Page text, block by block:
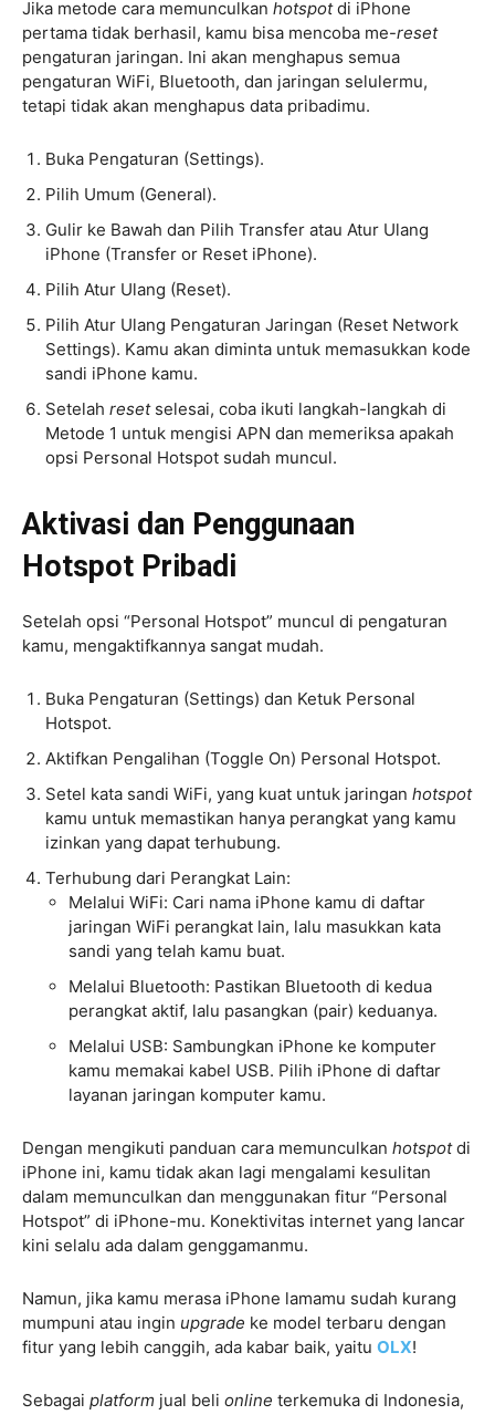
Jika metode cara memunculkan hotspotdi iPhone
pertama tidak berhasil, kamu bisa mencoba me-reset
pengaturan jaringan. Ini akan menghapus semua
pengaturan WiFi, Bluetooth, dan jaringan selulermu,
tetapi tidak akan menghapus data pribadimu.
Buka Pengaturan (Settings).
Pilih Umum (General).
Gulir ke Bawah dan Pilih Transfer atau Atur Ulang
iPhone (Transfer or Reset iPhone).
Pilih Atur Ulang (Reset).
Pilih Atur Ulang Pengaturan Jaringan (Reset Network
Settings). Kamu akan diminta untuk memasukkan kode
sandi iPhone kamu.
Setelah resetselesai, coba ikuti langkah-langkah di
Metode 1 untuk mengisi APN dan memeriksa apakah
opsi Personal Hotspot sudah muncul.
Aktivasi dan Penggunaan
Hotspot Pribadi
Setelah opsi “Personal Hotspot” muncul di pengaturan
kamu, mengaktifkannya sangat mudah.
Buka Pengaturan (Settings) dan Ketuk Personal
Hotspot.
Aktifkan Pengalihan (Toggle On) Personal Hotspot.
Setel kata sandi WiFi, yang kuat untuk jaringan hotspot
kamu untuk memastikan hanya perangkat yang kamu
izinkan yang dapat terhubung.
Terhubung dari Perangkat Lain:
Melalui WiFi: Cari nama iPhone kamu di daftar
jaringan WiFi perangkat lain, lalu masukkan kata
sandi yang telah kamu buat.
Melalui Bluetooth: Pastikan Bluetooth di kedua
perangkat aktif, lalu pasangkan (pair) keduanya.
Melalui USB: Sambungkan iPhone ke komputer
kamu memakai kabel USB. Pilih iPhone di daftar
layanan jaringan komputer kamu.
Dengan mengikuti panduan cara memunculkan hotspotdi
iPhone ini, kamu tidak akan lagi mengalami kesulitan
dalam memunculkan dan menggunakan fitur “Personal
Hotspot” di iPhone-mu. Konektivitas internet yang lancar
kini selalu ada dalam genggamanmu.
Namun, jika kamu merasa iPhone lamamu sudah kurang
mumpuni atau ingin upgrade ke model terbaru dengan
fitur yang lebih canggih, ada kabar baik, yaitu OLX!
Sebagai platform jual beli online terkemuka di Indonesia,